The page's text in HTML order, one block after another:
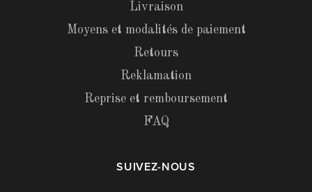
Livraison
Moyens et modalités de paiement
Retours
Reklamation
Reprise et remboursement
FAQ
SUIVEZ-NOUS